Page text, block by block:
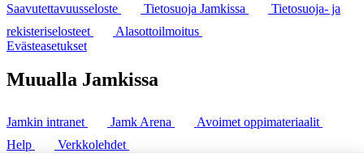
Saavutettavuusseloste Tietosuoja Jamkissa
Tietosuoja- ja
rekisteriselosteet
Alasottoilmoitus
Evästeasetukset
Muualla Jamkissa
Jamkin intranet Jamk Arena
Avoimet oppimateriaalit
Help
Verkkolehdet